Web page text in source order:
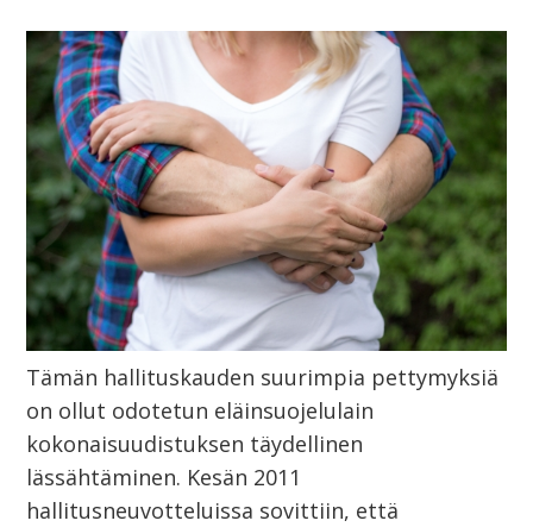
Tämän hallituskauden suurimpia pettymyksiä
on ollut odotetun eläinsuojelulain
kokonaisuudistuksen täydellinen
lässähtäminen. Kesän 2011
hallitusneuvotteluissa sovittiin, että